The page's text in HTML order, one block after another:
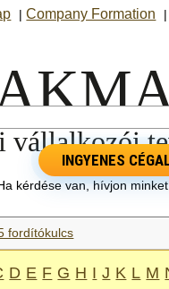
|Company Formation
INGYENES
kérdése van, hívjon
fordítókulcs
D E F G H I J K L M